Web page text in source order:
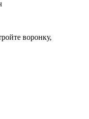
воронку,